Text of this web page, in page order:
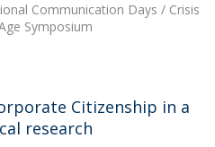
Communication Days / Crisis
Symposium
Citizenship in a
research